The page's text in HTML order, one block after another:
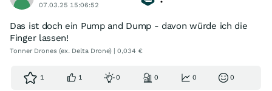
07.03.25 15:06:52
Das ist doch ein Pump and Dump - davon würde ich die
Finger lassen!
Tonner Drones (ex. Delta Drone) | 0,034 €
1 1 0 0 0 0